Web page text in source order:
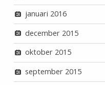
januari 2016
december 2015
oktober 2015
september 2015